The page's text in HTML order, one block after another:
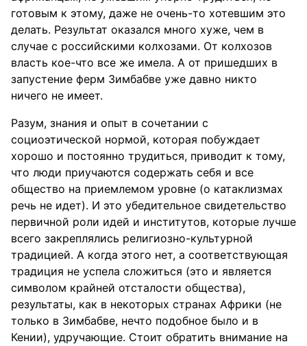
готовым к этому, даже не очень-то хотевшим это
делать. Результат оказался много хуже, чем в
случае с российскими колхозами. От колхозов
власть кое-что все же имела. А от пришедших в
запустение ферм Зимбабве уже давно никто
ничего не имеет.
Разум, знания и опыт в сочетании с
социоэтической нормой, которая побуждает
хорошо и постоянно трудиться, приводит к тому,
что люди приучаются содержать себя и все
общество на приемлемом уровне (о катаклизмах
речь не идет). И это убедительное свидетельство
первичной роли идей и институтов, которые лучше
всего закреплялись религиозно-культурной
традицией. А когда этого нет, а соответствующая
традиция не успела сложиться (это и является
символом крайней отсталости общества),
результаты, как в некоторых странах Африки (не
только в Зимбабве, нечто подобное было и в
Кении), удручающие. Стоит обратить внимание на